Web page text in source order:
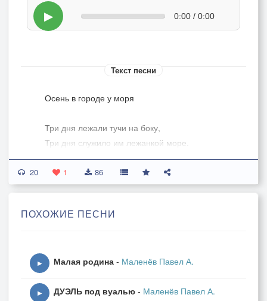
▶ 0:00 / 0:00
Текст песни
Осень в городе у моря
Три дня лежали тучи на боку,
Три дня служило им лежанкой море.
Пережидая мокрую тоску,
Деревья стыли при вороньем хоре.
И вдруг опять из солнечной трубы
опять черты одежды не грубы,
20 1 86
ПОХОЖИЕ ПЕСНИ
▶ Малая родина - Маленёв Павел А.
▶ ДУЭЛЬ под вуалью - Маленёв Павел А.